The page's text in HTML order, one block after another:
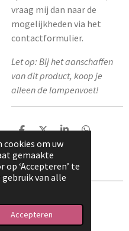
cookies om uw
gemaakte
‘Accepteren’ te
van alle
Accepteren
vraag mij dan naar de
mogelijkheden via het
contactformulier.
Let op: Bij het aanschaffen
van dit product, koop je
alleen de lampenvoet!
D
e
l
e
n
D
e
e
l
S
e
D